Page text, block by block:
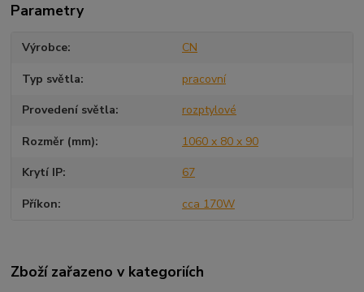
Parametry
Výrobce CN
Typ světla pracovní
Provedení světla rozptylové
Rozměr (mm) 1060 x 80 x 90
Krytí IP 67
Příkon cca 170W
Zboží zařazeno v kategoriích